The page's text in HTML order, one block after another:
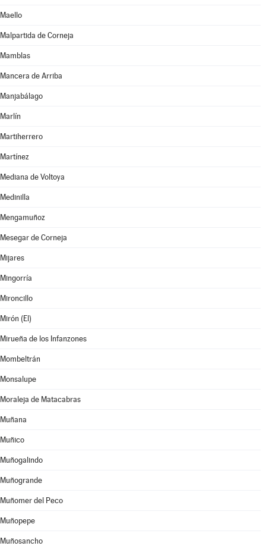
Maello
Malpartida de Corneja
Mamblas
Mancera de Arriba
Manjabálago
Marlín
Martiherrero
Martínez
Mediana de Voltoya
Medinilla
Mengamuñoz
Mesegar de Corneja
Mijares
Mingorría
Mironcillo
Mirón (El)
Mirueña de los Infanzones
Mombeltrán
Monsalupe
Moraleja de Matacabras
Muñana
Muñico
Muñogalindo
Muñogrande
Muñomer del Peco
Muñopepe
Muñosancho